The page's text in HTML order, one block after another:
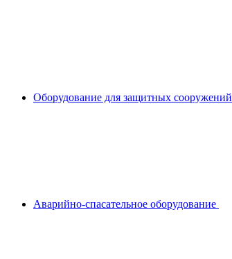
Оборудование для защитных сооружений
Аварийно-спасательное оборудование